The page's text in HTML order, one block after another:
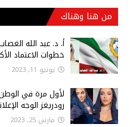
من هنا وهناك
أ‌. د. عبد الله
خطوات الاعتماد
يونيو 11, 2023
لأول مرة في الوطن
رودريغز الوجه
مارس 25, 2023